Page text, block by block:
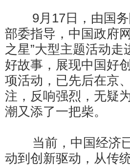
9月17日，由国务
部委指导，中国政府
之星”大型主题活动
好故事，展现中国好
项活动，已先后在京
注，反响强烈，无疑
潮又添了一把柴。
当前，中国经济已
动到创新驱动，从传